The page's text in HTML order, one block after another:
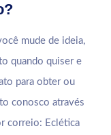
mude de ideia,
quando quiser e
para obter ou
conosco através
correio: Eclética